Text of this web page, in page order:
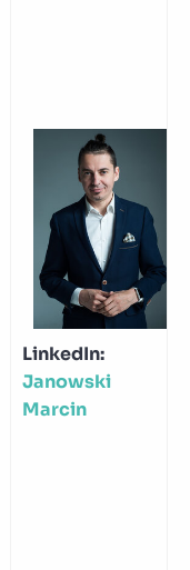
LinkedIn:
Janowski
Marcin